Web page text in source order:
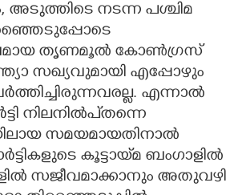
നടന്ന പശ്ചിമ
തൃണമൂൽ കോൺഗ്രസ്
സഖ്യവുമായി എപ്പോഴും
എന്നാൽ
നിലനിൽപ്‌തന്നെ
സമയമായതിനാൽ
കൂട്ടായ്‌മ ബംഗാളിൽ
സജീവമാക്കാനും അതുവഴി